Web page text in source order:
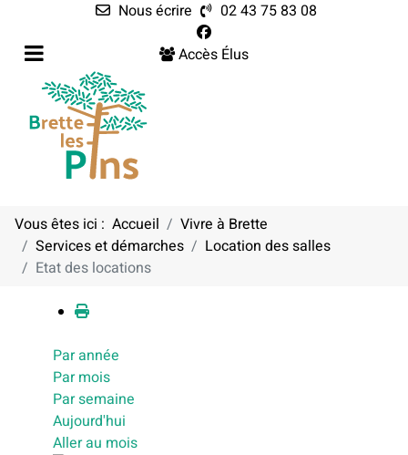
Nous écrire
02 43 75 83 08
Accès Élus
Vous êtes ici : Accueil
Vivre à Brette
Services et démarches
Location des salles
Etat des locations
Calendrier
Par année
Par mois
Par semaine
Aujourd'hui
Aller au mois